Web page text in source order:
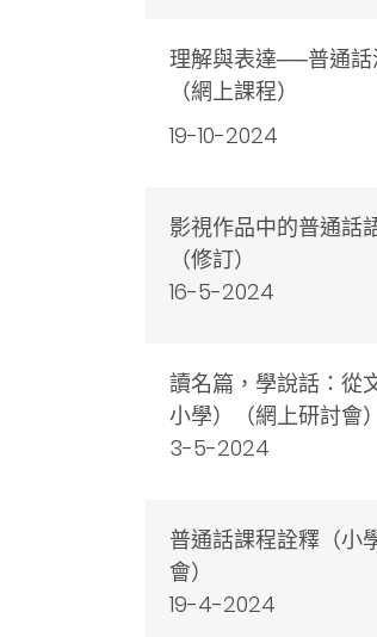
理解與表達──普通話
（網上課程）
19-10-2024
影視作品中的普通話
（修訂）
16-5-2024
讀名篇，學說話：從
小學）（網上研討會
3-5-2024
普通話課程詮釋（小
會）
19-4-2024